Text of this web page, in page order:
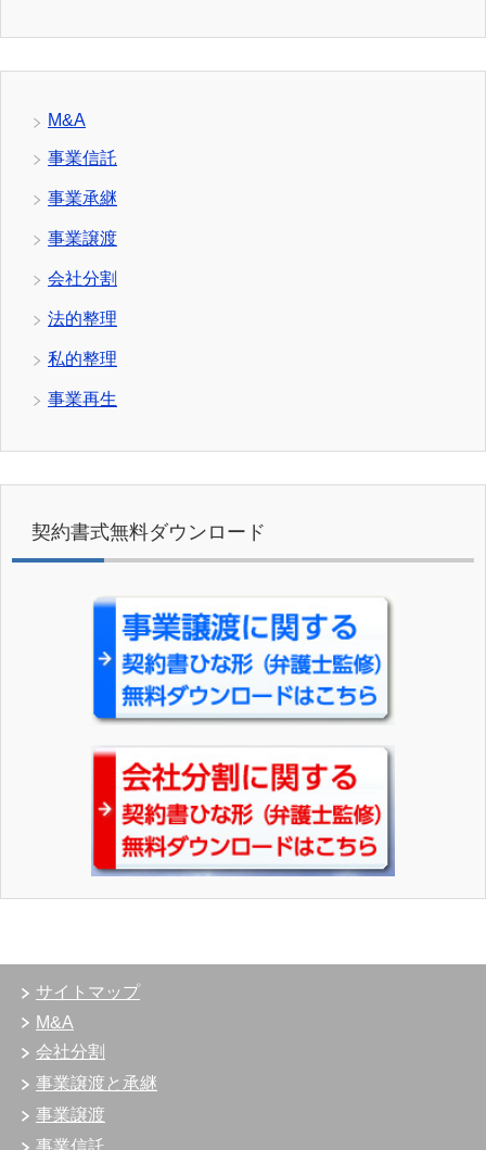
M&A
事業信託
事業承継
事業譲渡
会社分割
法的整理
私的整理
事業再生
契約書式無料ダウンロード
サイトマップ
M&A
会社分割
事業譲渡と承継
事業譲渡
事業信託